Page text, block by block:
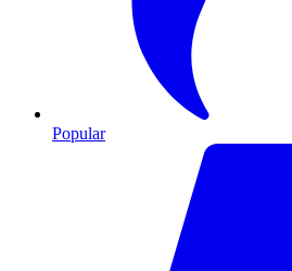
Popular